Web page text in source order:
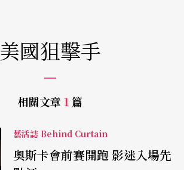
美國狙擊手
相關文章 1 篇
藝活誌 Behind Curtain
奧斯卡會前賽開跑 影迷入場先